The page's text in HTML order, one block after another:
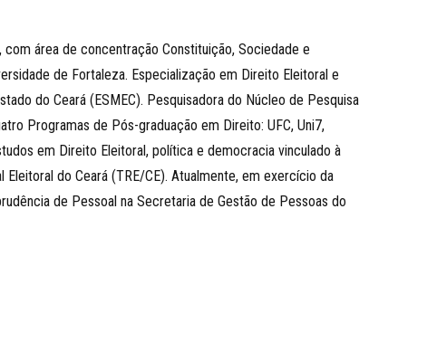
área de concentração Constituição, Sociedade e
de Fortaleza. Especialização em Direito Eleitoral e
do Ceará (ESMEC). Pesquisadora do Núcleo de Pesquisa
Programas de Pós-graduação em Direito: UFC, Uni7,
em Direito Eleitoral, política e democracia vinculado à
do Ceará (TRE/CE). Atualmente, em exercício da
de Pessoal na Secretaria de Gestão de Pessoas do